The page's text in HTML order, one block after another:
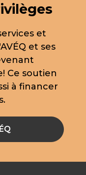
et
et ses
Ce soutien
à financer